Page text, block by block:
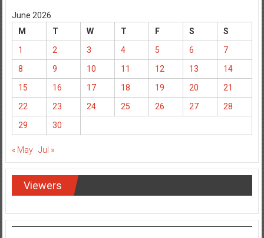
June 2026
M
T W T F S
S
1
2 3 4 5 6
7
8
9 10 11 12 13
14
15
16 17 18 19 20
21
22
23 24 25 26 27
28
29
30
« May Jul »
Viewers